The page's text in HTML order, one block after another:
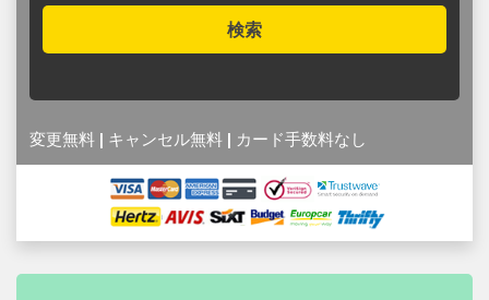
検索
変更無料 | キャンセル無料 | カード手数料なし